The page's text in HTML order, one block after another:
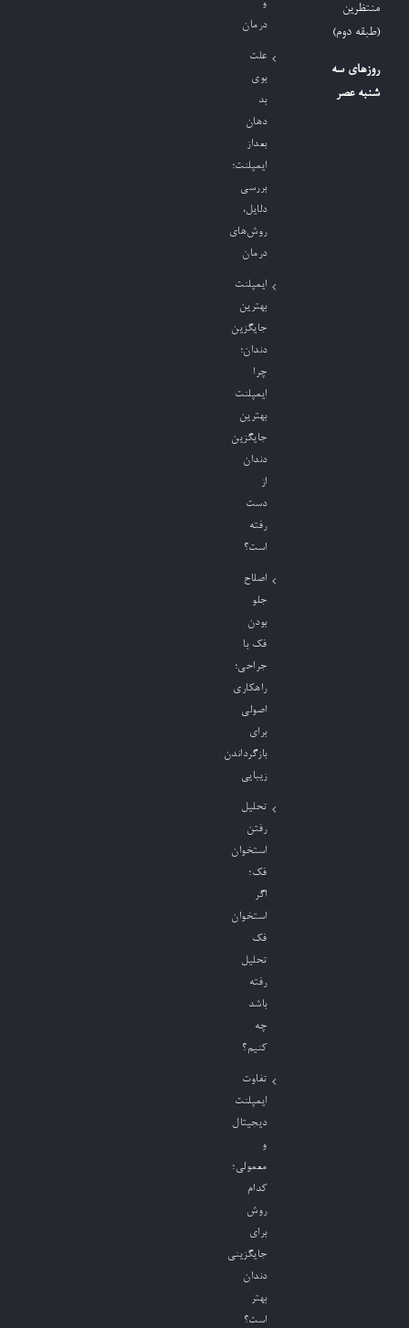
منتظرین
(طبقه دوم)
روزهای سه
شنبه عصر
و
درمان
علت
بوی
بد
دهان
بعداز
ایمپلنت؛
بررسی
دلایل،
روش‌های
درمان
ایمپلنت
بهترین
جایگزین
دندان؛
چرا
ایمپلنت
بهترین
جایگزین
دندان
از
دست
رفته
است؟
اصلاح
جلو
بودن
فک با
جراحی؛
راهکاری
اصولی
برای
بازگرداندن
زیبایی
تحلیل
رفتن
استخوان
فک؛
اگر
استخوان
فک
تحلیل
رفته
باشد
چه
کنیم؟
تفاوت
ایمپلنت
دیجیتال
و
معمولی؛
کدام
روش
برای
جایگزینی
دندان
بهتر
است؟